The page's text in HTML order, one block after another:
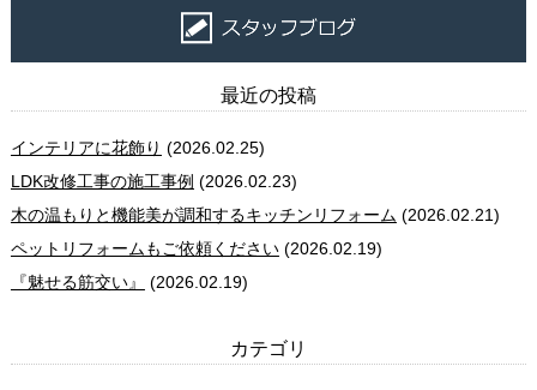
最近の投稿
インテリアに花飾り (2026.02.25)
LDK改修工事の施工事例 (2026.02.23)
木の温もりと機能美が調和するキッチンリフォーム (2026.02.21)
ペットリフォームもご依頼ください(2026.02.19)
『魅せる筋交い』
(2026.02.19)
カテゴリ